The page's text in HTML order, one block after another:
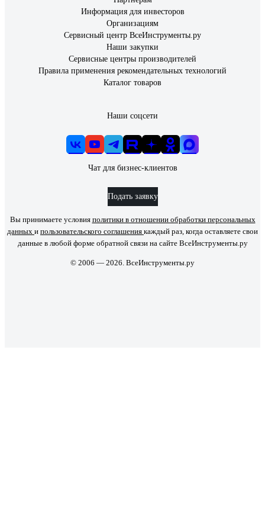
Информация для инвесторов
Организациям
Сервисный центр ВсеИнструменты.ру
Наши закупки
Сервисные центры производителей
Правила применения рекомендательных технологий
Каталог товаров
Наши соцсети
Чат для бизнес-клиентов
Подать заявку
Вы принимаете условия политики в отношении обработки персональных
данных и пользовательского соглашения каждый раз, когда оставляете свои
данные в любой форме обратной связи на сайте ВсеИнструменты.ру
© 2006 — 2026. ВсеИнструменты.ру